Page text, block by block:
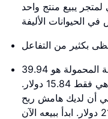
يبيع منتج واحد
سعر بيع حقيبة حمل الحيوانات الأليفة المحمولة هو 39.94
دولار، في حين أن تكلفة المنتج هي فقط 15.84 دولار.
مما يعني أن لديك هامش ربح